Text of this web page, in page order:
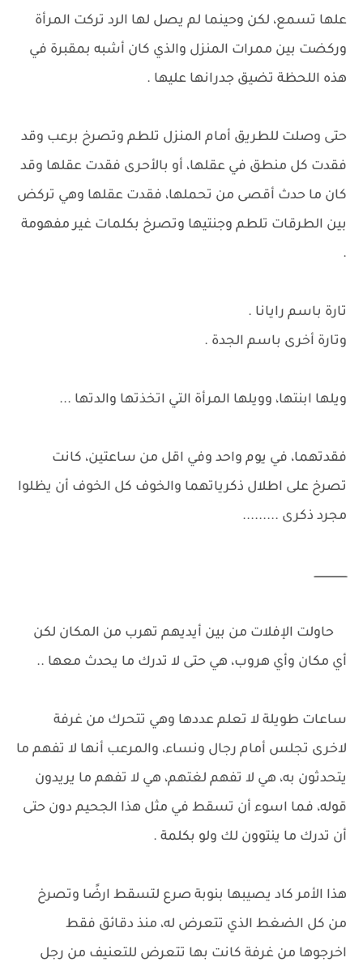
علها تسمع، لكن وحينما لم يصل لها الرد تركت المرأة
وركضت بين ممرات المنزل والذي كان أشبه بمقبرة في
هذه اللحظة تضيق جدرانها عليها .
حتى وصلت للطريق أمام المنزل تلطم وتصرخ برعب وقد
فقدت كل منطق في عقلها، أو بالأحرى فقدت عقلها وقد
كان ما حدث أقصى من تحملها، فقدت عقلها وهي تركض
بين الطرقات تلطم وجنتيها وتصرخ بكلمات غير مفهومة
.
تارة باسم رايانا .
وتارة أخرى باسم الجدة .
ويلها ابنتها، وويلها المرأة التي اتخذتها والدتها ...
فقدتهما، في يوم واحد وفي اقل من ساعتين، كانت
تصرخ على اطلال ذكرياتهما والخوف كل الخوف أن يظلوا
مجرد ذكرى .........
ــــــــــــــــــــ
حاولت الإفلات من بين أيديهم تهرب من المكان لكن
أي مكان وأي هروب، هي حتى لا تدرك ما يحدث معها ..
ساعات طويلة لا تعلم عددها وهي تتحرك من غرفة
لاخرى تجلس أمام رجال ونساء، والمرعب أنها لا تفهم ما
يتحدثون به، هي لا تفهم لغتهم، هي لا تفهم ما يريدون
قوله، فما اسوء أن تسقط في مثل هذا الجحيم دون حتى
أن تدرك ما ينتوون لك ولو بكلمة .
هذا الأمر كاد يصيبها بنوبة صرع لتسقط ارضًا وتصرخ
من كل الضغط الذي تتعرض له، منذ دقائق فقط
اخرجوها من غرفة كانت بها تتعرض للتعنيف من رجل